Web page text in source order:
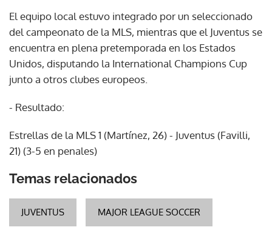
El equipo local estuvo integrado por un seleccionado
del campeonato de la MLS, mientras que el Juventus se
encuentra en plena pretemporada en los Estados
Unidos, disputando la International Champions Cup
junto a otros clubes europeos.
- Resultado:
Estrellas de la MLS 1 (Martínez, 26) - Juventus (Favilli,
21) (3-5 en penales)
Temas relacionados
JUVENTUS MAJOR LEAGUE SOCCER